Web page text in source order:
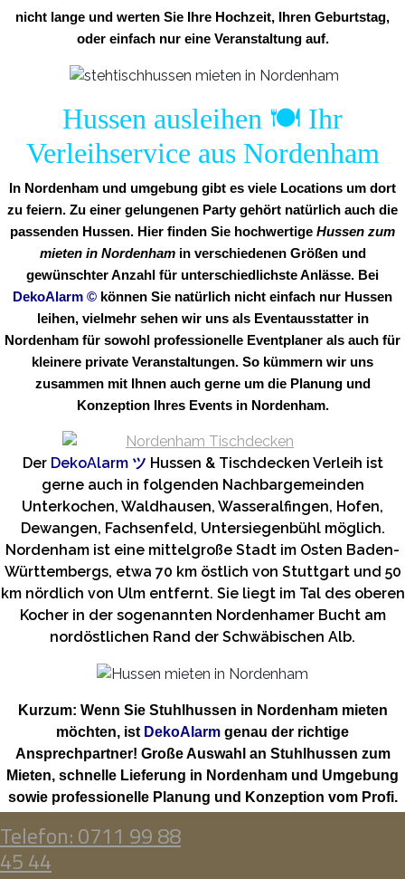
nicht lange und werten Sie Ihre Hochzeit, Ihren Geburtstag,
oder einfach nur eine Veranstaltung auf.
Hussen ausleihen 🍽️ Ihr
Verleihservice aus Nordenham
In Nordenham und umgebung gibt es viele Locations um dort
zu feiern. Zu einer gelungenen Party gehört natürlich auch die
passenden Hussen. Hier finden Sie hochwertige Hussen zum
mieten in Nordenhamin verschiedenen Größen und
gewünschter Anzahl für unterschiedlichste Anlässe. Bei
DekoAlarm © können Sie natürlich nicht einfach nur Hussen
leihen, vielmehr sehen wir uns als Eventausstatter in
Nordenham für sowohl professionelle Eventplaner als auch für
kleinere private Veranstaltungen. So kümmern wir uns
zusammen mit Ihnen auch gerne um die Planung und
Konzeption Ihres Events in Nordenham.
Der DekoAlarm ツ Hussen & Tischdecken Verleih ist
gerne auch in folgenden Nachbargemeinden
Unterkochen, Waldhausen, Wasseralfingen, Hofen,
Dewangen, Fachsenfeld, Untersiegenbühl möglich.
Nordenham ist eine mittelgroße Stadt im Osten Baden-
Württembergs, etwa 70 km östlich von Stuttgart und 50
km nördlich von Ulm entfernt. Sie liegt im Tal des oberen
Kocher in der sogenannten Nordenhamer Bucht am
nordöstlichen Rand der Schwäbischen Alb.
Kurzum: Wenn Sie Stuhlhussen in Nordenham mieten
möchten, ist DekoAlarm genau der richtige
Ansprechpartner! Große Auswahl an Stuhlhussen zum
Mieten, schnelle Lieferung in Nordenham und Umgebung
sowie professionelle Planung und Konzeption vom Profi.
Telefon: 0711 99 88
45 44